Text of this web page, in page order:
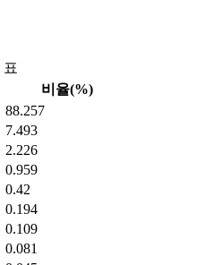
비율(%)
88.257
7.493
2.226
0.959
0.42
0.194
0.109
0.081